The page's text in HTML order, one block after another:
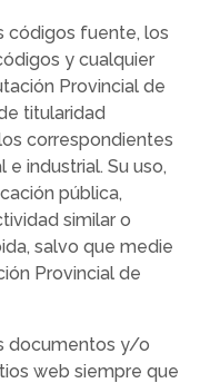
códigos fuente, los
y cualquier
Provincial de
titularidad
correspondientes
industrial. Su uso,
pública,
similar o
salvo que medie
Provincial de
documentos y/o
web siempre que